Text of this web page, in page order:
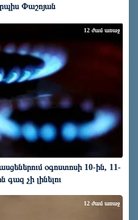
Փաշոյան
օգոստոսի 10-ին, 11-
գազ չի լինելու
12 ժամ առաջ
12 ժամ առաջ